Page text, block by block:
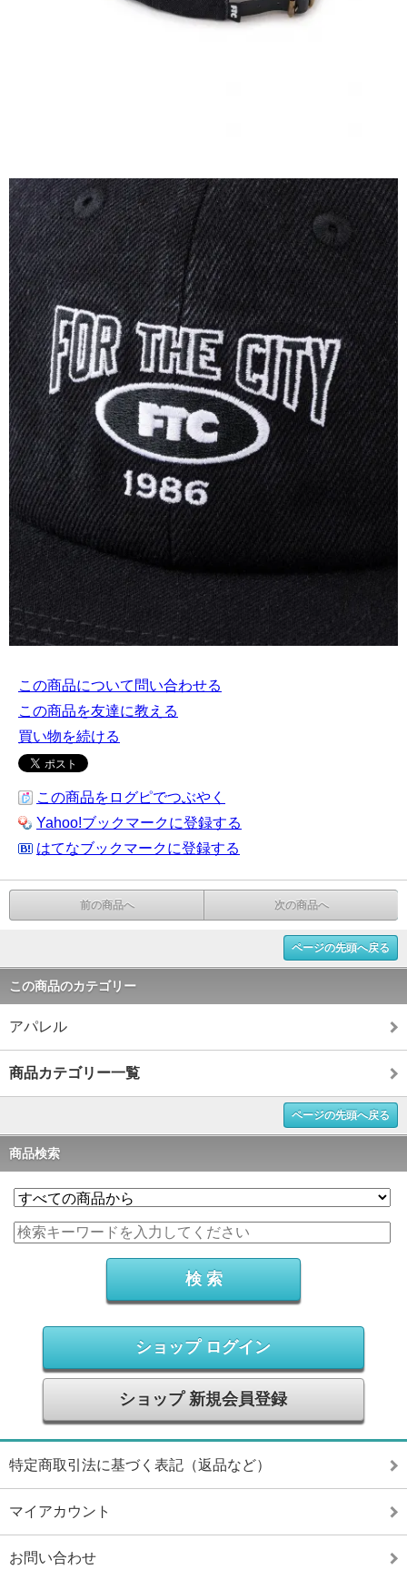
この商品について問い合わせる
この商品を友達に教える
買い物を続ける
この商品をログピでつぶやく
Yahoo!ブックマークに登録する
はてなブックマークに登録する
前の商品へ 次の商品へ
ページの先頭へ戻る
この商品のカテゴリー
アパレル
商品カテゴリー一覧
ページの先頭へ戻る
商品検索
ショップ ログイン
ショップ 新規会員登録
特定商取引法に基づく表記（返品など）
マイアカウント
お問い合わせ